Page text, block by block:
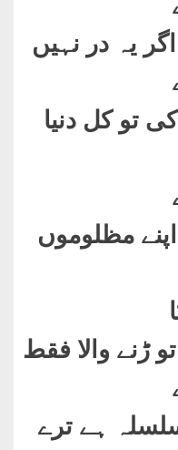
یہ در نہیں
تو کل دنیا
مظلوموں
ڑنے والا فقط
ہے ترے